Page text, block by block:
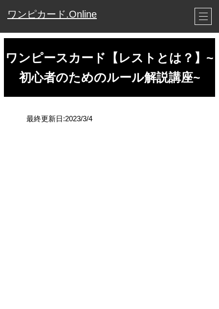
ワンピカード.Online
ワンピースカード【レストとは？】~
初心者のためのルール解説講座~
最終更新日:2023/3/4